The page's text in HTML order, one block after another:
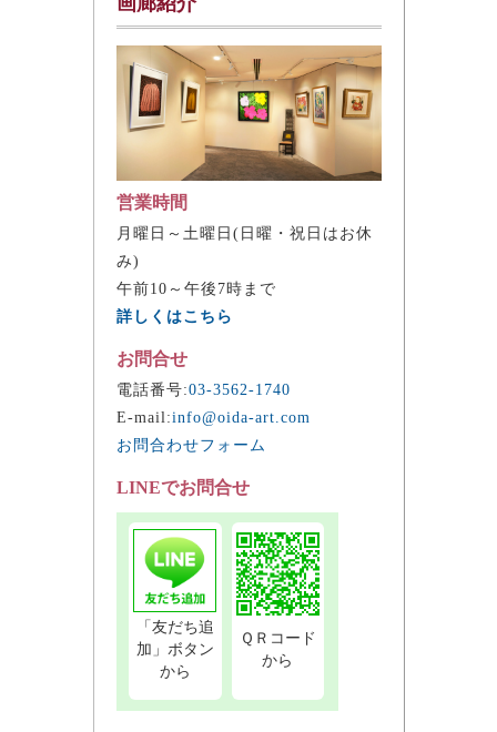
営業時間
月曜日～土曜日(日曜・祝日はお休
み)
午前10～午後7時まで
詳しくはこちら
お問合せ
電話番号:03-3562-1740
E-mail:info@oida-art.com
お問合わせフォーム
LINEでお問合せ
「友だち追
加」ボタン
から
ＱＲコード
から